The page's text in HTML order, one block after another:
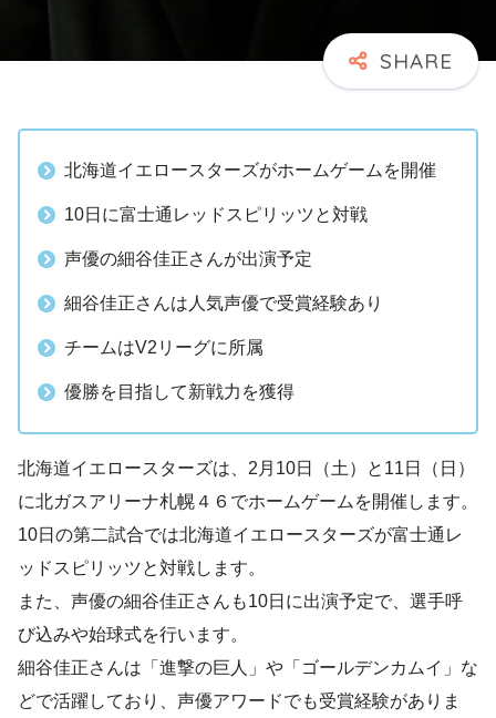
北海道イエロースターズがホームゲームを開催
10日に富士通レッドスピリッツと対戦
声優の細谷佳正さんが出演予定
細谷佳正さんは人気声優で受賞経験あり
チームはV2リーグに所属
優勝を目指して新戦力を獲得
北海道イエロースターズは、2月10日（土）と11日（日）
に北ガスアリーナ札幌４６でホームゲームを開催します。
10日の第二試合では北海道イエロースターズが富士通レ
ッドスピリッツと対戦します。
また、声優の細谷佳正さんも10日に出演予定で、選手呼
び込みや始球式を行います。
細谷佳正さんは「進撃の巨人」や「ゴールデンカムイ」な
どで活躍しており、声優アワードでも受賞経験がありま